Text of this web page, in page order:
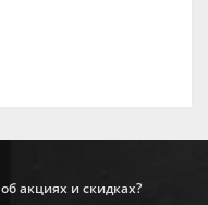
акциях и скидках?